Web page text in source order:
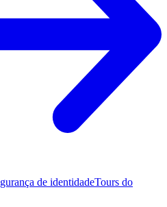
de identidadeTours do